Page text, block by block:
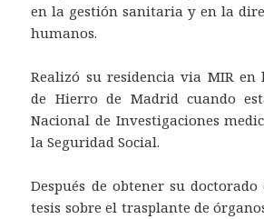
en la gestión sanitaria y en la
humanos.
Realizó su residencia via MIR en
de Hierro de Madrid cuando
Nacional de Investigaciones
la Seguridad Social.
Después de obtener su doctorado
tesis sobre el trasplante de